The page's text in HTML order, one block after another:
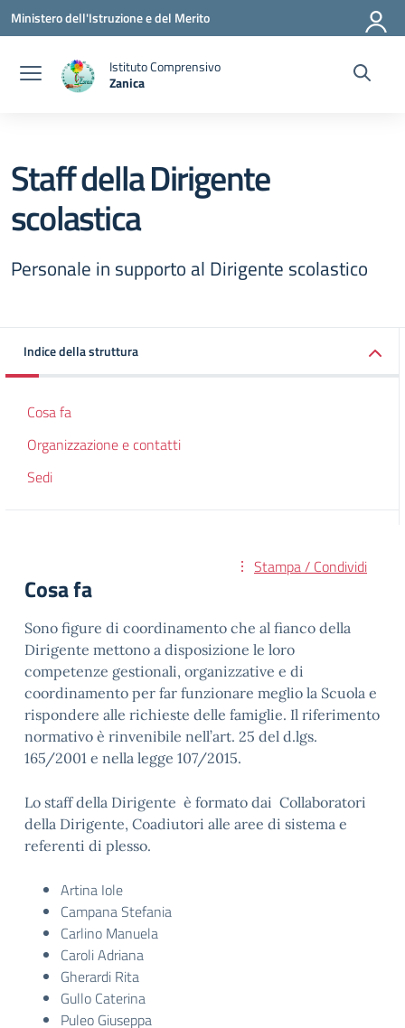
Vai ai contenuti
Vai al menu di navigazione
Vai al footer
Ministero dell'Istruzione e del Merito
Istituto Comprensivo
Zanica
Staff della Dirigente
scolastica
Personale in supporto al Dirigente scolastico
Indice della struttura
Cosa fa
Organizzazione e contatti
Sedi
Stampa / Condividi
Cosa fa
Sono figure di coordinamento che al fianco della
Dirigente mettono a disposizione le loro
competenze gestionali, organizzative e di
coordinamento per far funzionare meglio la Scuola e
rispondere alle richieste delle famiglie. Il riferimento
normativo è rinvenibile nell’art. 25 del d.lgs.
165/2001 e nella legge 107/2015.
Lo staff della Dirigente è formato dai Collaboratori
della Dirigente, Coadiutori alle aree di sistema e
referenti di plesso.
Artina Iole
Campana Stefania
Carlino Manuela
Caroli Adriana
Gherardi Rita
Gullo Caterina
Puleo Giuseppa